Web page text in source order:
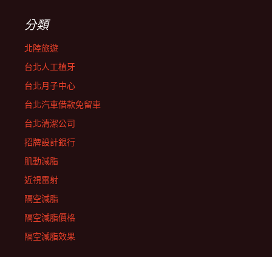
分類
北陸旅遊
台北人工植牙
台北月子中心
台北汽車借款免留車
台北清潔公司
招牌設計銀行
肌動減脂
近視雷射
隔空減脂
隔空減脂價格
隔空減脂效果